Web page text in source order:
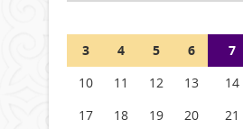
3
4 5 6 7
10
11 12 13 14
17
18 19 20 21